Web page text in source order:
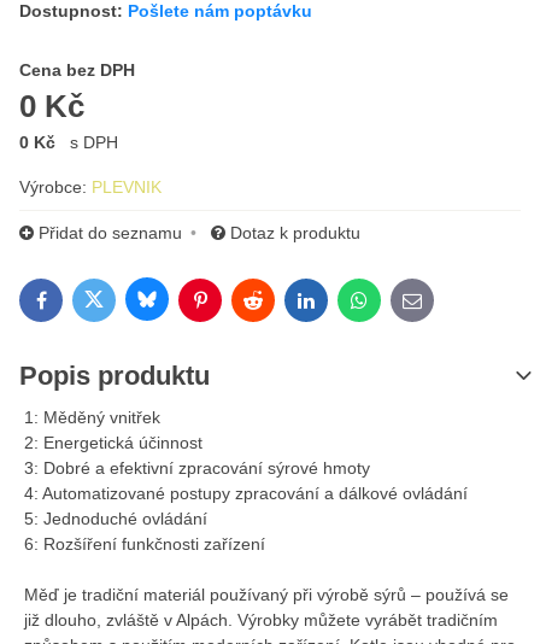
Dostupnost: Pošlete nám poptávku
Cena bez DPH
0 Kč
Cena s DPH
0 Kč s DPH
Výrobce: PLEVNIK
Přidat do seznamu Dotaz k produktu
FacebookTwitterBlueskyPinterestRedditLinkedInWhatsApp
E-mail
Popis produktu
1: Měděný vnitřek
2: Energetická účinnost
3: Dobré a efektivní zpracování sýrové hmoty
4: Automatizované postupy zpracování a dálkové ovládání
5: Jednoduché ovládání
6: Rozšíření funkčnosti zařízení
Měď je tradiční materiál používaný při výrobě sýrů – používá se
již dlouho, zvláště v Alpách. Výrobky můžete vyrábět tradičním